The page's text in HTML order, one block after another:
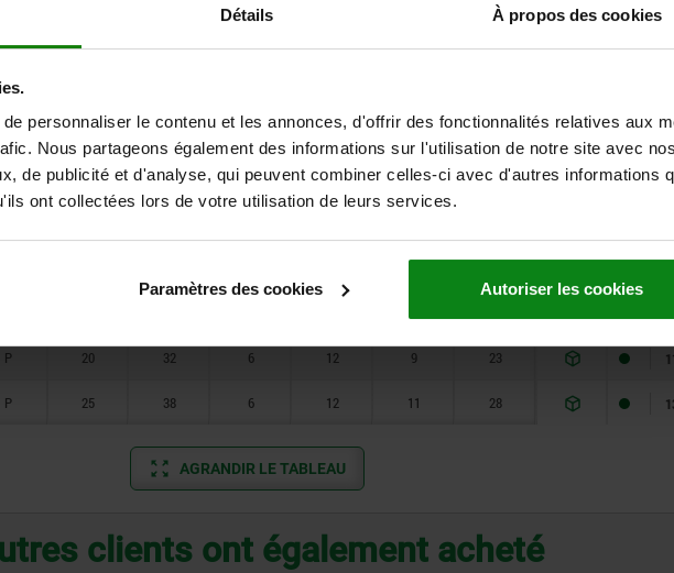
Détails À propos des cookies
personnaliser le contenu et les annonces, d'offrir des fonctionnalités relatives aux
Nous partageons également des informations sur l'utilisation de notre site avec nos
de publicité et d'analyse, qui peuvent combiner celles-ci avec d'autres informations
ont collectées lors de votre utilisation de leurs services.
Paramètres des cookies Autoriser les cookies
27 25
Délai
Expédition sous 1 à 2 semaines
D3 H H1 H2 T Ø bille
CAO
P 20 32 6 12 9 23
P 25 38 6 12 11 28
AGRANDIR LE TABLEAU
clients ont également acheté